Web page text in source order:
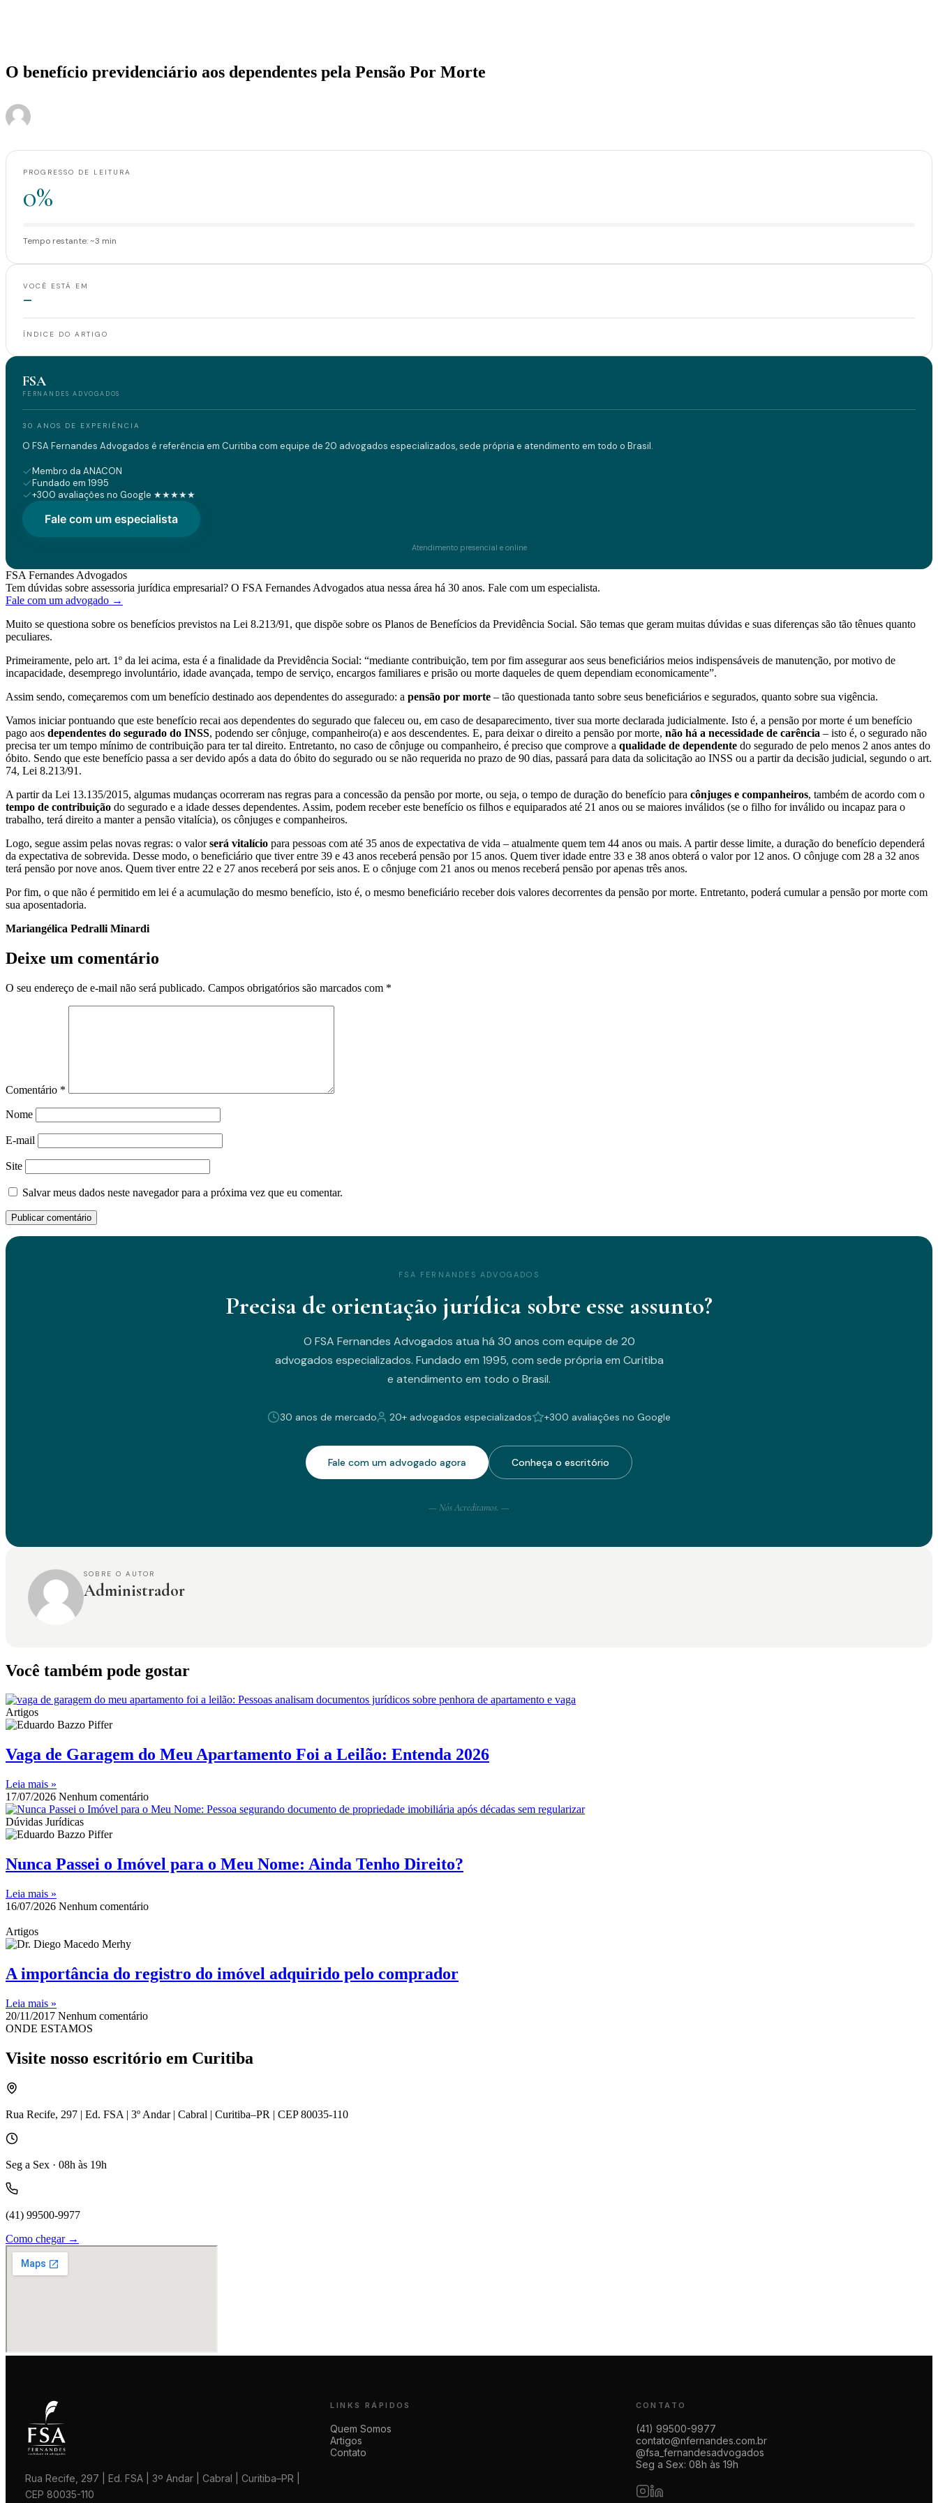
O benefício previdenciário aos dependentes pela Pensão Por Morte
PROGRESSO DE LEITURA
0%
Tempo restante: ~3 min
VOCÊ ESTÁ EM
—
ÍNDICE DO ARTIGO
FSA
FERNANDES ADVOGADOS
30 ANOS DE EXPERIÊNCIA
O FSA Fernandes Advogados é referência em Curitiba com equipe de 20 advogados especializados, sede própria e atendimento em todo o Brasil.
Membro da ANACON
Fundado em 1995
+300 avaliações no Google ★★★★★
Fale com um especialista
Atendimento presencial e online
FSA Fernandes Advogados
Tem dúvidas sobre assessoria jurídica empresarial? O FSA Fernandes Advogados atua nessa área há 30 anos. Fale com um especialista.
Fale com um advogado →
Muito se questiona sobre os benefícios previstos na Lei 8.213/91, que dispõe sobre os Planos de Benefícios da Previdência Social. São temas que geram muitas dúvidas e suas diferenças são tão tênues quanto
peculiares.
Primeiramente, pelo art. 1º da lei acima, esta é a finalidade da Previdência Social: “mediante contribuição, tem por fim assegurar aos seus beneficiários meios indispensáveis de manutenção, por motivo de
incapacidade, desemprego involuntário, idade avançada, tempo de serviço, encargos familiares e prisão ou morte daqueles de quem dependiam economicamente”.
Assim sendo, começaremos com um benefício destinado aos dependentes do assegurado: a pensão por morte – tão questionada tanto sobre seus beneficiários e segurados, quanto sobre sua vigência.
Vamos iniciar pontuando que este benefício recai aos dependentes do segurado que faleceu ou, em caso de desaparecimento, tiver sua morte declarada judicialmente. Isto é, a pensão por morte é um benefício
pago aos dependentes do segurado do INSS, podendo ser cônjuge, companheiro(a) e aos descendentes. E, para deixar o direito a pensão por morte, não há a necessidade de carência – isto é, o segurado não
precisa ter um tempo mínimo de contribuição para ter tal direito. Entretanto, no caso de cônjuge ou companheiro, é preciso que comprove a qualidade de dependente do segurado de pelo menos 2 anos antes do
óbito. Sendo que este benefício passa a ser devido após a data do óbito do segurado ou se não requerida no prazo de 90 dias, passará para data da solicitação ao INSS ou a partir da decisão judicial, segundo o art.
74, Lei 8.213/91.
A partir da Lei 13.135/2015, algumas mudanças ocorreram nas regras para a concessão da pensão por morte, ou seja, o tempo de duração do benefício para cônjuges e companheiros, também de acordo com o
tempo de contribuição do segurado e a idade desses dependentes. Assim, podem receber este benefício os filhos e equiparados até 21 anos ou se maiores inválidos (se o filho for inválido ou incapaz para o
trabalho, terá direito a manter a pensão vitalícia), os cônjuges e companheiros.
Logo, segue assim pelas novas regras: o valorserá vitalício para pessoas com até 35 anos de expectativa de vida – atualmente quem tem 44 anos ou mais. A partir desse limite, a duração do benefício dependerá
da expectativa de sobrevida. Desse modo, o beneficiário que tiver entre 39 e 43 anos receberá pensão por 15 anos. Quem tiver idade entre 33 e 38 anos obterá o valor por 12 anos. O cônjuge com 28 a 32 anos
terá pensão por nove anos. Quem tiver entre 22 e 27 anos receberá por seis anos. E o cônjuge com 21 anos ou menos receberá pensão por apenas três anos.
Por fim, o que não é permitido em lei é a acumulação do mesmo benefício, isto é, o mesmo beneficiário receber dois valores decorrentes da pensão por morte. Entretanto, poderá cumular a pensão por morte com
sua aposentadoria.
Mariangélica Pedralli Minardi
Deixe um comentário
O seu endereço de e-mail não será publicado. Campos obrigatórios são marcados com *
Comentário *
Nome
E-mail
Site
Salvar meus dados neste navegador para a próxima vez que eu comentar.
FSA FERNANDES ADVOGADOS
Precisa de orientação jurídica sobre esse assunto?
O FSA Fernandes Advogados atua há 30 anos com equipe de 20
advogados especializados. Fundado em 1995, com sede própria em Curitiba
e atendimento em todo o Brasil.
30 anos de mercado 20+ advogados especializados +300 avaliações no Google
Fale com um advogado agora Conheça o escritório
— Nós Acreditamos. —
SOBRE O AUTOR
Administrador
Você também pode gostar
Artigos
Vaga de Garagem do Meu Apartamento Foi a Leilão: Entenda 2026
Leia mais »
17/07/2026 Nenhum comentário
Dúvidas Jurídicas
Nunca Passei o Imóvel para o Meu Nome: Ainda Tenho Direito?
Leia mais »
16/07/2026 Nenhum comentário
Artigos
A importância do registro do imóvel adquirido pelo comprador
Leia mais »
20/11/2017 Nenhum comentário
ONDE ESTAMOS
Visite nosso escritório em Curitiba
Rua Recife, 297 | Ed. FSA | 3º Andar | Cabral | Curitiba–PR | CEP 80035-110
Seg a Sex · 08h às 19h
(41) 99500-9977
Como chegar →
Rua Recife, 297 | Ed. FSA | 3º Andar | Cabral | Curitiba–PR |
CEP 80035-110
LINKS RÁPIDOS
Quem Somos
Artigos
Contato
CONTATO
(41) 99500-9977
contato@nfernandes.com.br
@fsa_fernandesadvogados
Seg a Sex: 08h às 19h